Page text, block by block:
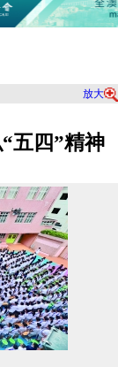
放大
五四”精神